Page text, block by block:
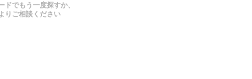
ドでもう一度探すか、
りご相談ください